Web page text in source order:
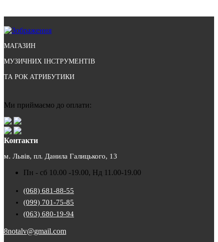
МАГАЗИН
МУЗИЧНИХ ІНСТРУМЕНТІВ
ТА РОК АТРИБУТИКИ
Ми приймаємо до оплати:
Контакти
м. Львів, пл. Данила Галицького, 13
Пн - сб 10.00 -19.00, Нд 11.00-19.00
(068) 681-88-55
(099) 701-75-85
(063) 680-19-94
8notalv@gmail.com